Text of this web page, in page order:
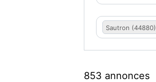
Sautron (44880)
853 annonces